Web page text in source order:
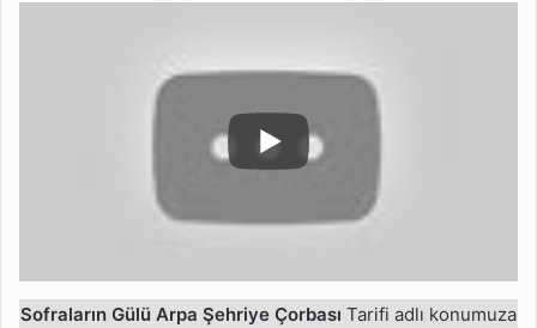
Sofraların Gülü Arpa Şehriye Çorbası Tarifi adlı konumuza